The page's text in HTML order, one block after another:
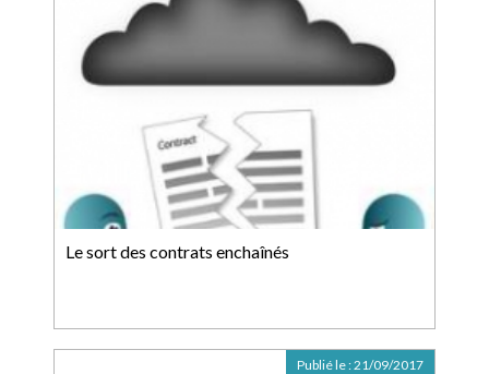
Le sort des contrats enchaînés
Publié le :21/09/2017